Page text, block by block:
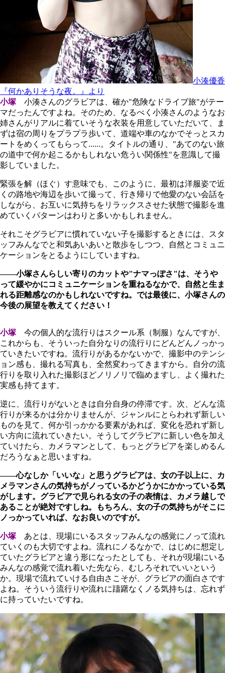
小湊優香
『何かありそうな夜。』より
小塚小湊さんのグラビアは、確か"危険なドライブ旅"がテー
マだったんですよね。そのため、なるべく小湊さんのようなお
姉さんがリアルに着ていそうな衣装を用意していただいて、ま
ずは宿の周りをプラプラ歩いて、道端や車のなかでそっとスカ
ートをめくってもらって......。タイトルの通り、"あてのない旅
の道中で何か起こるかもしれない危うい関係性"を意識して撮
影していました。
緊張を解（ほぐ）す意味でも、このように、最初は洋服姿で近
くの路地や海辺を歩いて撮って、行き帰りで他愛のない会話を
しながら、お互いに気持ちをリラックスさせた状態で撮影を進
めていくパターンはわりと多いかもしれません。
それこそグラビアに慣れていない子を撮影するときには、スタ
ッフみんなでと和気あいあいと散歩をしつつ、自然とコミュニ
ケーションをとるようにしていますね。
――小塚さんらしい寄りのカットや"ナマっぽさ"は、そうや
って緩やかにコミュニケーションを重ねるなかで、自然と生ま
れる距離感なのかもしれないですね。では最後に、小塚さんの
今後の展望を教えてください！
小塚今の個人的な流行りはスクール系（制服）なんですが、
これからも、そういった自分なりの流行りにどんどんノっかっ
ていきたいですね。流行りがあるかないかで、撮影中のテンシ
ョン感も、撮れる写真も、全然変わってきますから。自分の流
行りを取り入れた撮影ほどノリノリで臨めますし、よく撮れた
実感も持てます。
逆に、流行りがないときは自分自身の停滞です。次、どんな流
行りが来るかは分かりませんが、ジャンルにとらわれず新しい
ものを見て、何か引っかかる要素があれば、変化を恐れず新し
い方向に流れていきたい。そうしてグラビアに新しい色を加え
ていけたら、カメラマンとして、もっとグラビアを楽しめるん
だろうなぁと思いますね。
――心なしか「いいな」と思うグラビアは、女の子以上に、カ
メラマンさんの気持ちがノっているかどうかにかかっている気
がします。グラビアで見られる女の子の表情は、カメラ越しで
あることが絶対ですしね。もちろん、女の子の気持ちがそこに
ノっかっていれば、なお良いのですが。
小塚あとは、現場にいるスタッフみんなの感覚にノって流れ
ていくのも大切ですよね。流れにノるなかで、はじめに想定し
ていたグラビアと違う形になったとしても、それが現場にいる
みんなの感覚で流れ着いた先なら、むしろそれでいいという
か。現場で流れていける自由さこそが、グラビアの面白さです
よね。そういう流行りや流れに躊躇なくノる気持ちは、忘れず
に持っていたいですね。